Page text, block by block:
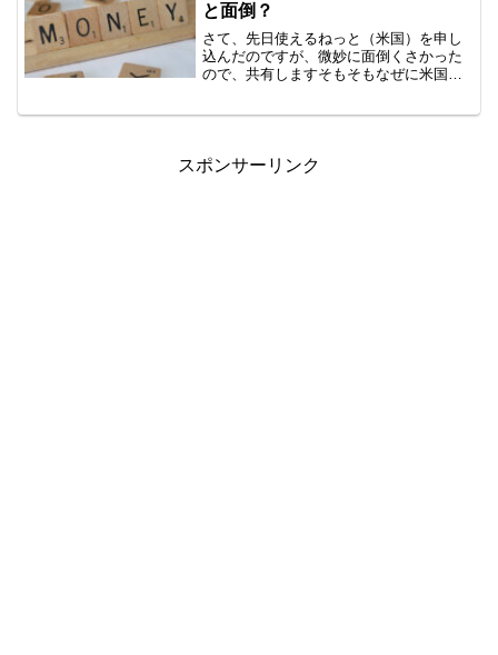
と面倒？
さて、先日使えるねっと（米国）を申し
込んだのですが、微妙に面倒くさかった
ので、共有しますそもそもなぜに米国
スポンサーリンク